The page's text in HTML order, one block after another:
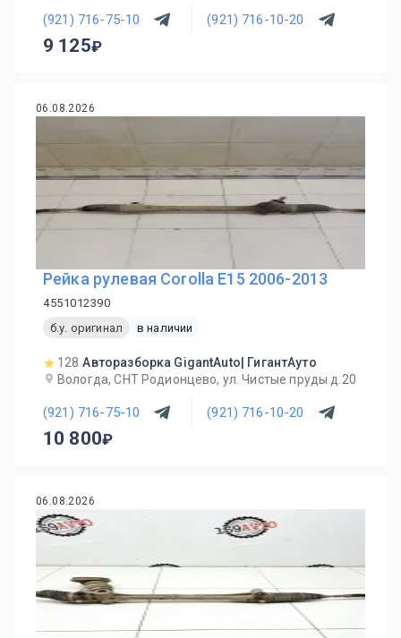
(921) 716-75-10 (921) 716-10-20
9 125
06.08.2026
Рейка рулевая Corolla E15 2006-2013
4551012390
б.у. оригинал
в наличии
128 Авторазборка GigantAuto| ГигантАуто
Вологда, СНТ Родионцево, ул. Чистые пруды д.20
(921) 716-75-10 (921) 716-10-20
10 800
06.08.2026